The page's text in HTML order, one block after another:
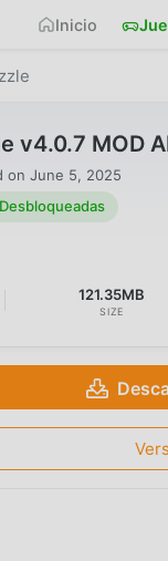
Inicio
v4.0.7 MOD
on June 5, 2025
121.35MB
SIZE